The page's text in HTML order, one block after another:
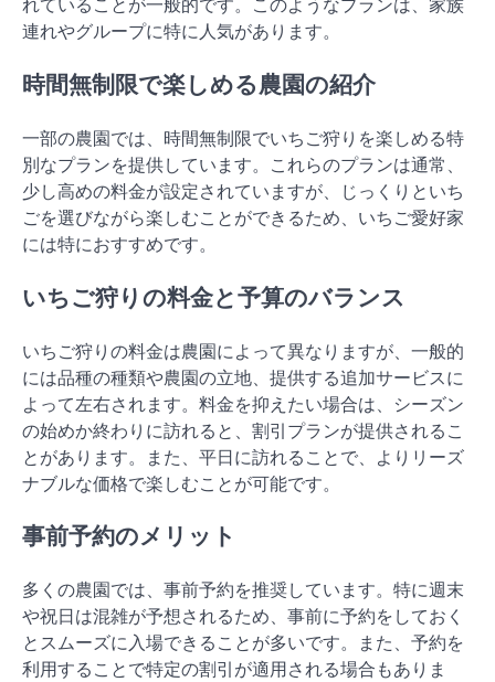
れていることが一般的です。このようなプランは、家族
連れやグループに特に人気があります。
時間無制限で楽しめる農園の紹介
一部の農園では、時間無制限でいちご狩りを楽しめる特
別なプランを提供しています。これらのプランは通常、
少し高めの料金が設定されていますが、じっくりといち
ごを選びながら楽しむことができるため、いちご愛好家
には特におすすめです。
いちご狩りの料金と予算のバランス
いちご狩りの料金は農園によって異なりますが、一般的
には品種の種類や農園の立地、提供する追加サービスに
よって左右されます。料金を抑えたい場合は、シーズン
の始めか終わりに訪れると、割引プランが提供されるこ
とがあります。また、平日に訪れることで、よりリーズ
ナブルな価格で楽しむことが可能です。
事前予約のメリット
多くの農園では、事前予約を推奨しています。特に週末
や祝日は混雑が予想されるため、事前に予約をしておく
とスムーズに入場できることが多いです。また、予約を
利用することで特定の割引が適用される場合もありま